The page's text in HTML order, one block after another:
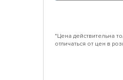
*Цена действительна
отличаться от цен в